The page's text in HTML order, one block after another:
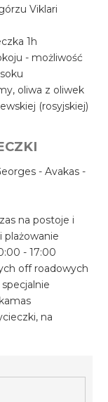
Viklari
1h
- możliwość
oliwa z oliwek
(rosyjskiej)
- Avakas -
na postoje i
plażowanie
- 17:00
off roadowych
na